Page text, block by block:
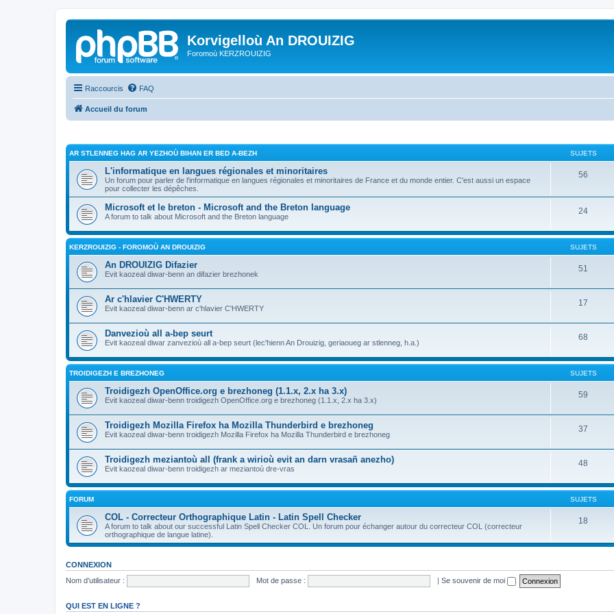
Korvigelloù An DROUIZIG
Foromoù KERZROUIZIG
Raccourcis FAQ
Accueil du forum
AR STLENNEG HAG AR YEZHOÙ BIHAN ER BED A-BEZH SUJETS
L'informatique en langues régionales et minoritaires
Un forum pour parler de l'informatique en langues régionales et minoritaires de France et du monde entier. C'est aussi un espace
pour collecter les dépêches.
56
Microsoft et le breton - Microsoft and the Breton language
A forum to talk about Microsoft and the Breton language
24
KERZROUIZIG - FOROMOÙ AN DROUIZIG SUJETS
An DROUIZIG Difazier
Evit kaozeal diwar-benn an difazier brezhonek
51
Ar c'hlavier C'HWERTY
Evit kaozeal diwar-benn ar c'hlavier C'HWERTY
17
Danvezioù all a-bep seurt
Evit kaozeal diwar zanvezioù all a-bep seurt (lec'hienn An Drouizig, geriaoueg ar stlenneg, h.a.)
68
TROIDIGEZH E BREZHONEG SUJETS
Troidigezh OpenOffice.org e brezhoneg (1.1.x, 2.x ha 3.x)
Evit kaozeal diwar-benn troidigezh OpenOffice.org e brezhoneg (1.1.x, 2.x ha 3.x)
59
Troidigezh Mozilla Firefox ha Mozilla Thunderbird e brezhoneg
Evit kaozeal diwar-benn troidigezh Mozilla Firefox ha Mozilla Thunderbird e brezhoneg
37
Troidigezh meziantoù all (frank a wirioù evit an darn vrasañ anezho)
Evit kaozeal diwar-benn troidigezh ar meziantoù dre-vras
48
FORUM SUJETS
COL - Correcteur Orthographique Latin - Latin Spell Checker
A forum to talk about our successful Latin Spell Checker COL. Un forum pour échanger autour du correcteur COL (correcteur
orthographique de langue latine).
18
CONNEXION
Nom d’utilisateur :
Mot de passe : | Se souvenir de moi
QUI EST EN LIGNE ?